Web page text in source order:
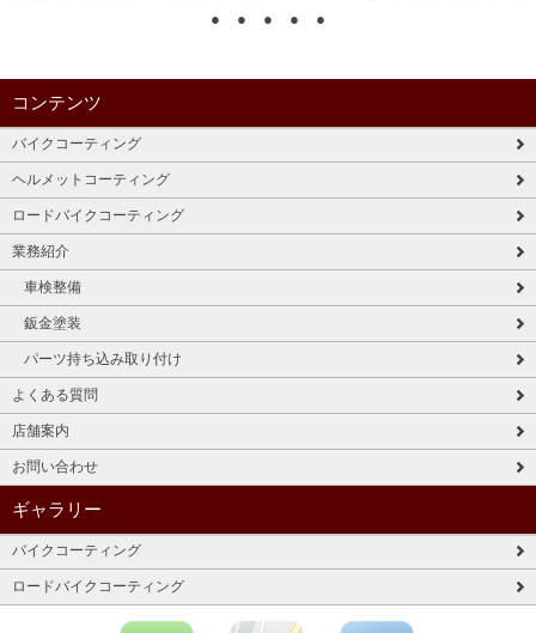
● ● ● ● ●
コンテンツ
バイクコーティング
ヘルメットコーティング
ロードバイクコーティング
業務紹介
車検整備
鈑金塗装
パーツ持ち込み取り付け
よくある質問
店舗案内
お問い合わせ
ギャラリー
バイクコーティング
ロードバイクコーティング